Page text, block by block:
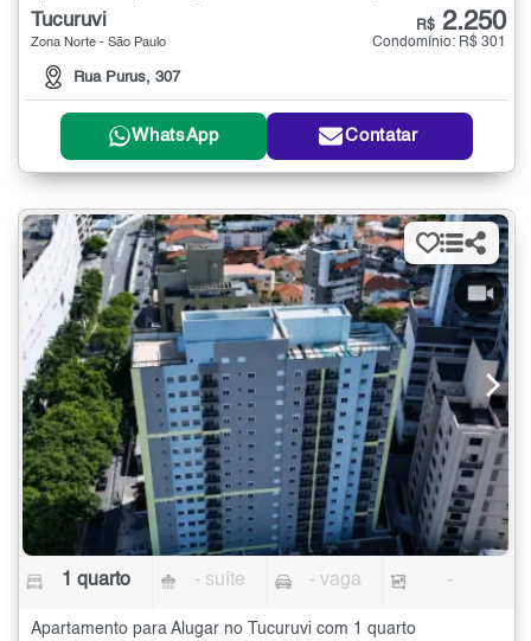
Tucuruvi
Zona Norte - São Paulo
Rua Purus, 307
R$ 2.250
Condomínio: R$ 301
WhatsApp Contatar
1 quarto - suíte - vaga -
Apartamento para Alugar no Tucuruvi com 1 quarto